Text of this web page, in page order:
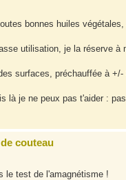
bonnes huiles
utilisation, je la réserve à
surfaces, préchauffée à
là je ne peux pas t'aider :
couteau
le test de l'amagnétisme !